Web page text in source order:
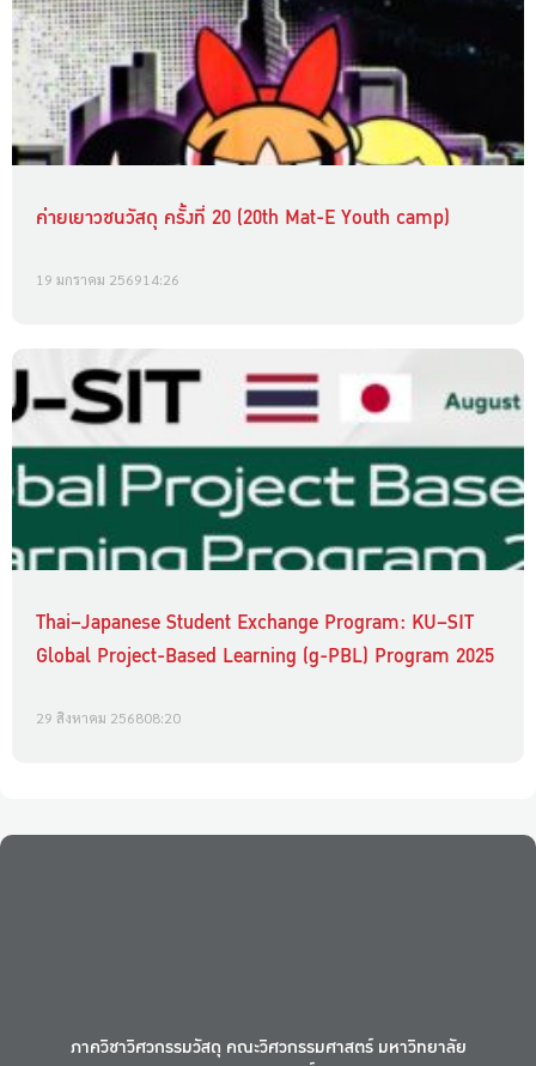
ค่ายเยาวชนวัสดุ ครั้งที่ 20 (20th Mat-E Youth camp)
19 มกราคม 256914:26
Thai–Japanese Student Exchange Program: KU–SIT
Global Project-Based Learning (g-PBL) Program 2025
29 สิงหาคม 256808:20
ภาควิชาวิศวกรรมวัสดุ คณะวิศวกรรมศาสตร์ มหาวิทยาลัย